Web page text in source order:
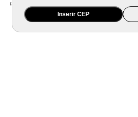
Inserir CEP
Home